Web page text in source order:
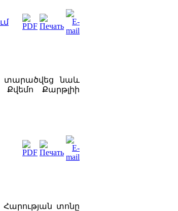
տարածվեց նաև
Քվեմո Քարթլիի
Հարության տոնը